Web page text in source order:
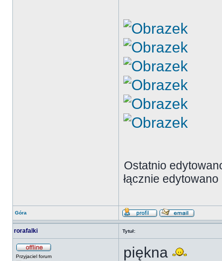
Ostatnio
łącznie
Góra
rorafalki Tytuł:
Przyjaciel forum piękna